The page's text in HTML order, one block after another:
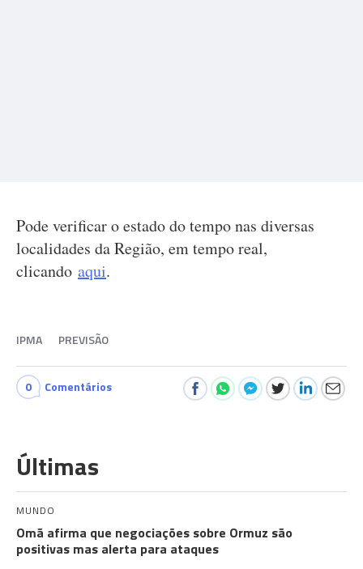
Pode verificar o estado do tempo nas diversas
localidades da Região, em tempo real,
clicando aqui.
IPMA PREVISÃO
0 Comentários
Últimas
MUNDO
Omã afirma que negociações sobre Ormuz são
positivas mas alerta para ataques